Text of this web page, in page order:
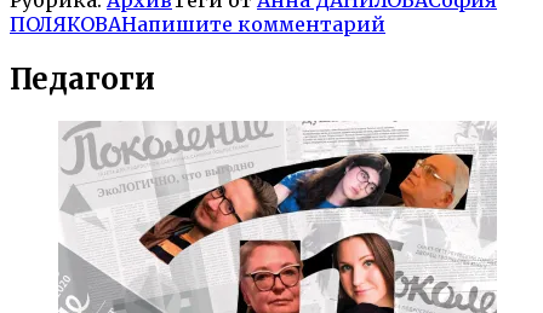
ПОЛЯКОВАНапишите комментарий
Педагоги